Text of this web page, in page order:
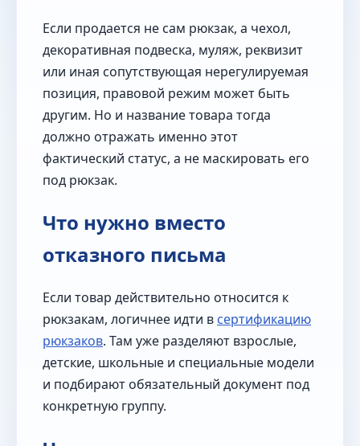
Если продается не сам рюкзак, а чехол,
декоративная подвеска, муляж, реквизит
или иная сопутствующая нерегулируемая
позиция, правовой режим может быть
другим. Но и название товара тогда
должно отражать именно этот
фактический статус, а не маскировать его
под рюкзак.
Что нужно вместо
отказного письма
Если товар действительно относится к
рюкзакам, логичнее идти в сертификацию
рюкзаков. Там уже разделяют взрослые,
детские, школьные и специальные модели
и подбирают обязательный документ под
конкретную группу.